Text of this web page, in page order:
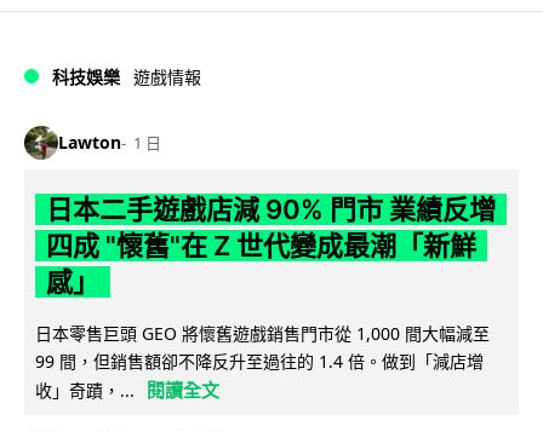
科技娛樂 遊戲情報
Lawton 1 日
日本二手遊戲店減 90% 門市 業績反增
四成 "懷舊"在 Z 世代變成最潮「新鮮
感」
日本零售巨頭 GEO 將懷舊遊戲銷售門市從 1,000 間大幅減至
99 間，但銷售額卻不降反升至過往的 1.4 倍。做到「減店增
收」奇蹟，...
閱讀全文